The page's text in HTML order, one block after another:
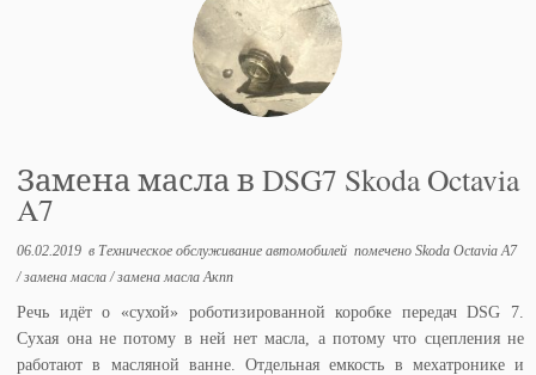
Замена масла в DSG7 Skoda Octavia
A7
06.02.2019 в Техническое обслуживание автомобилей помеченоSkoda Octavia A7
/замена масла/замена масла Акпп
Речь идёт о «сухой» роботизированной коробке передач DSG 7.
Сухая она не потому в ней нет масла, а потому что сцепления не
работают в масляной ванне. Отдельная емкость в мехатронике и